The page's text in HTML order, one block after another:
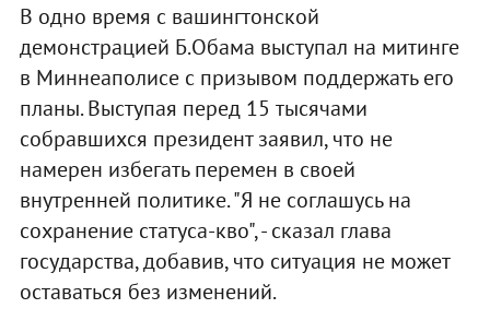
В одно время с вашингтонской
демонстрацией Б.Обама выступал на митинге
в Миннеаполисе с призывом поддержать его
планы. Выступая перед 15 тысячами
собравшихся президент заявил, что не
намерен избегать перемен в своей
внутренней политике. "Я не соглашусь на
сохранение статуса-кво", - сказал глава
государства, добавив, что ситуация не может
оставаться без изменений.